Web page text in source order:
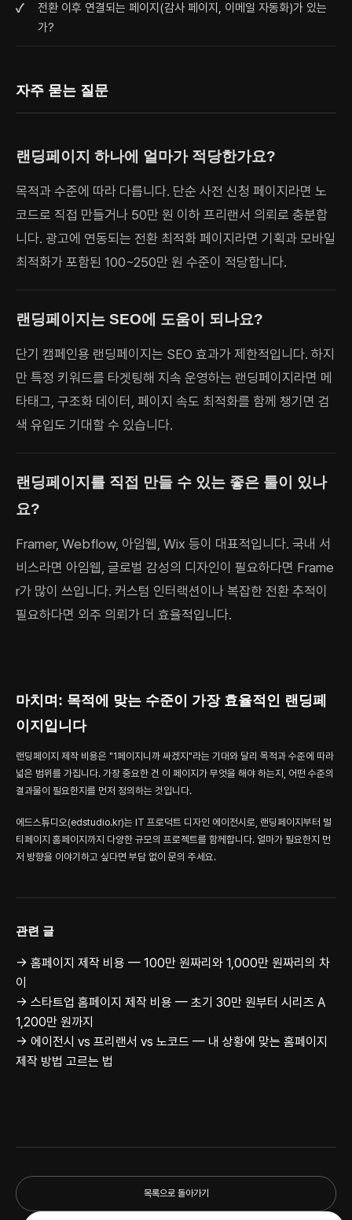
전환 이후 연결되는 페이지(감사 페이지, 이메일 자동화)가 있는
가?
자주 묻는 질문
랜딩페이지 하나에 얼마가 적당한가요?
목적과 수준에 따라 다릅니다. 단순 사전 신청 페이지라면 노
코드로 직접 만들거나 50만 원 이하 프리랜서 의뢰로 충분합
니다. 광고에 연동되는 전환 최적화 페이지라면 기획과 모바일
최적화가 포함된 100~250만 원 수준이 적당합니다.
랜딩페이지는 SEO에 도움이 되나요?
단기 캠페인용 랜딩페이지는 SEO 효과가 제한적입니다. 하지
만 특정 키워드를 타겟팅해 지속 운영하는 랜딩페이지라면 메
타태그, 구조화 데이터, 페이지 속도 최적화를 함께 챙기면 검
색 유입도 기대할 수 있습니다.
랜딩페이지를 직접 만들 수 있는 좋은 툴이 있나
요?
Framer, Webflow, 아임웹, Wix 등이 대표적입니다. 국내 서
비스라면 아임웹, 글로벌 감성의 디자인이 필요하다면 Frame
r가 많이 쓰입니다. 커스텀 인터랙션이나 복잡한 전환 추적이
필요하다면 외주 의뢰가 더 효율적입니다.
마치며: 목적에 맞는 수준이 가장 효율적인 랜딩페
이지입니다
랜딩페이지 제작 비용은 "1페이지니까 싸겠지"라는 기대와 달리 목적과 수준에 따라
넓은 범위를 가집니다. 가장 중요한 건 이 페이지가 무엇을 해야 하는지, 어떤 수준의
결과물이 필요한지를 먼저 정의하는 것입니다.
에드스튜디오(edstudio.kr)는 IT 프로덕트 디자인 에이전시로, 랜딩페이지부터 멀
티페이지 홈페이지까지 다양한 규모의 프로젝트를 함께합니다. 얼마가 필요한지 먼
저 방향을 이야기하고 싶다면 부담 없이 문의 주세요.
관련 글
→ 홈페이지 제작 비용 — 100만 원짜리와 1,000만 원짜리의 차
이
→ 스타트업 홈페이지 제작 비용 — 초기 30만 원부터 시리즈 A
1,200만 원까지
→ 에이전시 vs 프리랜서 vs 노코드 — 내 상황에 맞는 홈페이지
제작 방법 고르는 법
목록으로 돌아가기